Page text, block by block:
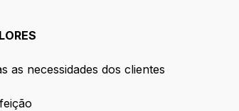
as necessidades dos clientes